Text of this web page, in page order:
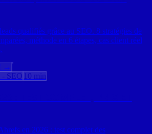
qualifiés grâce au SEO. 8 stratégies de
méthode en 6 étapes, cas client réel
→
- SEO 10 min
en 2026 : test complet des